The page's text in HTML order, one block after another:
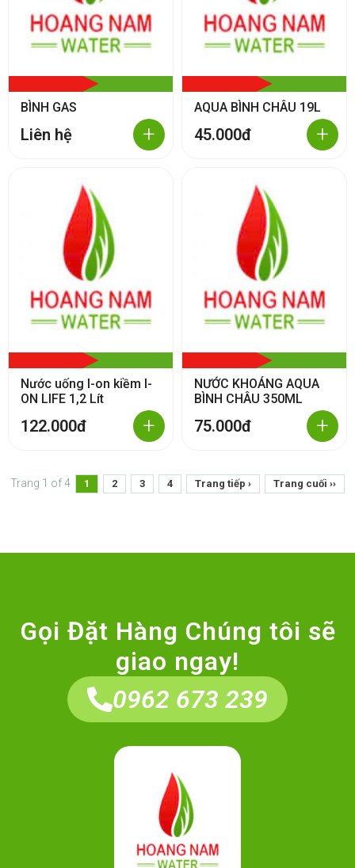
BÌNH GAS
Liên hệ +
AQUA BÌNH CHÂU 19L
45.000đ +
Nước uống I-on kiềm I-
ON LIFE 1,2 Lít
122.000đ +
NƯỚC KHOÁNG AQUA
BÌNH CHÂU 350ML
75.000đ +
Trang 1 of 4 1 2 3 4 Trang tiếp › Trang cuối ››
Gọi Đặt Hàng Chúng tôi sẽ
giao ngay!
0962 673 239